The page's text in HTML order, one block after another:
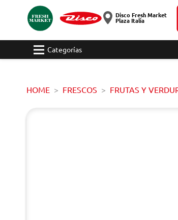
Disco Fresh Market
Plaza Italia
Categorías
HOME FRESCOS FRUTAS Y